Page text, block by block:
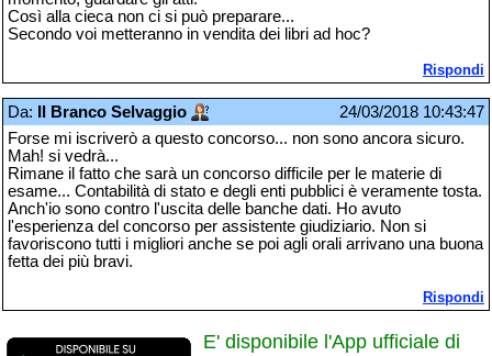
Così alla cieca non ci si può preparare...
Secondo voi metteranno in vendita dei libri ad hoc?
Rispondi
Da: Il Branco Selvaggio
24/03/2018 10:43:47
Forse mi iscriverò a questo concorso... non sono ancora sicuro.
Mah! si vedrà...
Rimane il fatto che sarà un concorso difficile per le materie di
esame... Contabilità di stato e degli enti pubblici è veramente tosta.
Anch'io sono contro l'uscita delle banche dati. Ho avuto
l'esperienza del concorso per assistente giudiziario. Non si
favoriscono tutti i migliori anche se poi agli orali arrivano una buona
fetta dei più bravi.
Rispondi
E' disponibile l'App ufficiale di